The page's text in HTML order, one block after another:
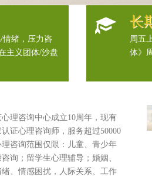
情绪，压力咨
主义团体/沙盘
长
周五
体》
咨询中心成立10周年，现有
认证心理咨询师，服务超过50000
理咨询范围仅限：儿童、青少年
询；留学生心理辅导；婚姻、
、情感困扰，人际关系、工作